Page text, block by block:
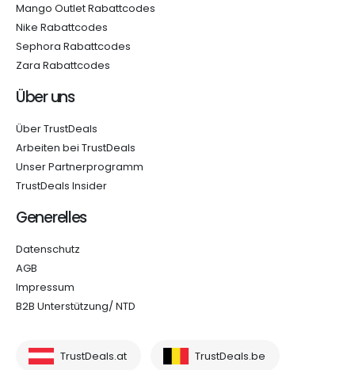
Mango Outlet Rabattcodes
Nike Rabattcodes
Sephora Rabattcodes
Zara Rabattcodes
Über uns
Über TrustDeals
Arbeiten bei TrustDeals
Unser Partnerprogramm
TrustDeals Insider
Generelles
Datenschutz
AGB
Impressum
B2B Unterstützung/ NTD
TrustDeals.at TrustDeals.be